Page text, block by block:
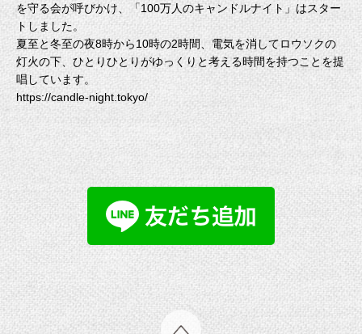
を守る会が呼びかけ、「100万人のキャンドルナイト」はスター
トしました。
夏至と冬至の夜8時から10時の2時間、電気を消してロウソクの
灯火の下、ひとりひとりがゆっくりと考える時間を持つことを提
唱しています。
https://candle-night.tokyo/